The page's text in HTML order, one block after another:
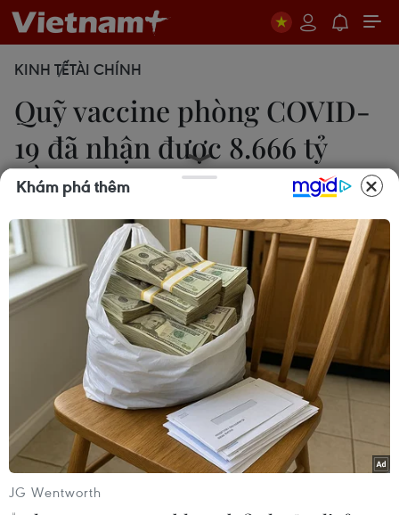
KINH TẾTÀI CHÍNH
Quỹ vaccine phòng COVID-
19 đã nhận được 8.666 tỷ
đồng
Thùy Dương
14/09/2021 14:29
Ban quản lý Quỹ vaccine phòng COVID-19 đã chi
từ Quỹ 373,3 tỷ đồng, trong đó chi mua vaccine
364,5 tỷ đồng; chi hỗ trợ nghiên cứu, thử nghiệm
vaccine 8,8 tỷ đồng nên dư cuối ngày 8.292,7 tỷ
đồng.
Khám phá thêm
JG Wentworth